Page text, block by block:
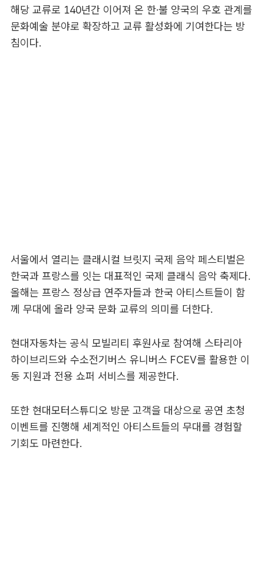
해당 교류로 140년간 이어져 온 한·불 양국의 우호 관계를
문화예술 분야로 확장하고 교류 활성화에 기여한다는 방
침이다.
서울에서 열리는 클래시컬 브릿지 국제 음악 페스티벌은
한국과 프랑스를 잇는 대표적인 국제 클래식 음악 축제다.
올해는 프랑스 정상급 연주자들과 한국 아티스트들이 함
께 무대에 올라 양국 문화 교류의 의미를 더한다.
현대자동차는 공식 모빌리티 후원사로 참여해 스타리아
하이브리드와 수소전기버스 유니버스 FCEV를 활용한 이
동 지원과 전용 쇼퍼 서비스를 제공한다.
또한 현대모터스튜디오 방문 고객을 대상으로 공연 초청
이벤트를 진행해 세계적인 아티스트들의 무대를 경험할
기회도 마련한다.